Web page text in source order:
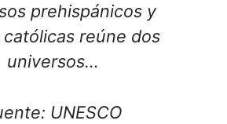
prehispánicos y
reúne dos
universos…
UNESCO